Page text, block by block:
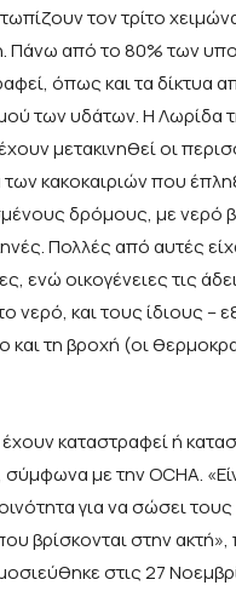
τον τρίτο
Πάνω από το 80% των
όπως και τα δίκτυα
των υδάτων. Η Λωρίδα
μετακινηθεί οι
κακοκαιριών που
δρόμους, με νερό
Πολλές από αυτές
ενώ οικογένειες τις
νερό, και τους ίδιους –
και τη βροχή (οι
καταστραφεί ή
με την OCHA.
για να σώσει
βρίσκονται στην
στις 27